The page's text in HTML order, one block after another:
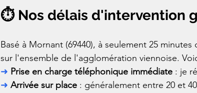
⏱️ Nos délais d'intervention
Basé à Mornant (69440), à seulement 25
sur l'ensemble de l'agglomération viennoise.
➜ Prise en charge téléphonique immédiate : je
➜ Arrivée sur place : généralement entre 20 et